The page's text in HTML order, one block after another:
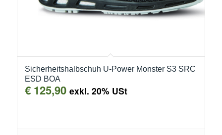
Sicherheitshalbschuh U-Power Monster S3 SRC
ESD BOA
€125,90 exkl. 20% USt